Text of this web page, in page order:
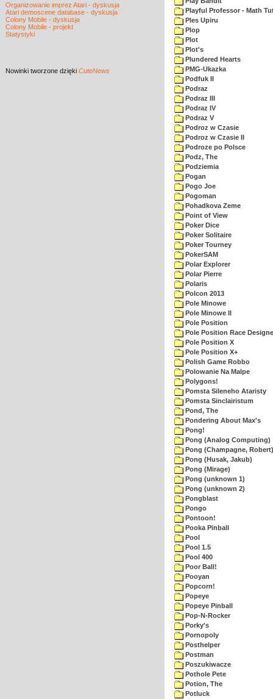
Organizowanie imprez Atari - dyskusja
Atari demoscene database - dyskusja
Colony Mobile - dyskusja
Colony Mobile - projekt
Statystyki
Nowinki tworzone dzięki CuteNews
Playful Professor - Math
Ples Upiru
Plop
Plot
Plot's
Plundered Hearts
PMG-Ukazka
Podfuk II
Podraz
Podraz III
Podraz IV
Podraz V
Podroz w Czasie
Podroz w Czasie II
Podroze po Polsce
Podz, The
Podziemia
Pogan
Pogo Joe
Pogoman
Pohadkova Zeme
Point of View
Poker Dice
Poker Solitaire
Poker Tourney
PokerSAM
Polar Explorer
Polar Pierre
Polaris
Polcon 2013
Pole Minowe
Pole Minowe II
Pole Position
Pole Position Race
Pole Position X
Pole Position X+
Polish Game Robbo
Polowanie Na Malpe
Polygons!
Pomsta Sileneho Ataristy
Pomsta Sinclairistum
Pond, The
Pondering About Max's
Pong!
Pong (Analog Computing)
Pong (Champagne, Robert)
Pong (Husak, Jakub)
Pong (Mirage)
Pong (unknown 1)
Pong (unknown 2)
Pongblast
Pongo
Pontoon!
Pooka Pinball
Pool
Pool 1.5
Pool 400
Poor Ball!
Pooyan
Popcorn!
Popeye
Popeye Pinball
Pop-N-Rocker
Porky's
Pornopoly
Posthelper
Postman
Poszukiwacze
Pothole Pete
Potion, The
Potluck